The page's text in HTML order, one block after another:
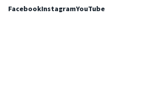
FacebookInstagramYouTube